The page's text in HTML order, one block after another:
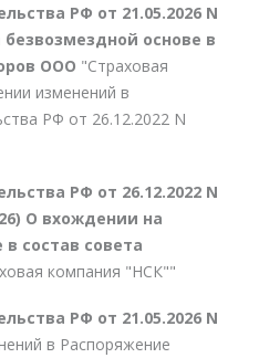
РФ от 21.05.2026 N
основе в
ООО "Страховая
изменений в
РФ от 26.12.2022 N
РФ от 26.12.2022 N
О вхождении на
состав совета
компания "НСК""
РФ от 21.05.2026 N
в Распоряжение